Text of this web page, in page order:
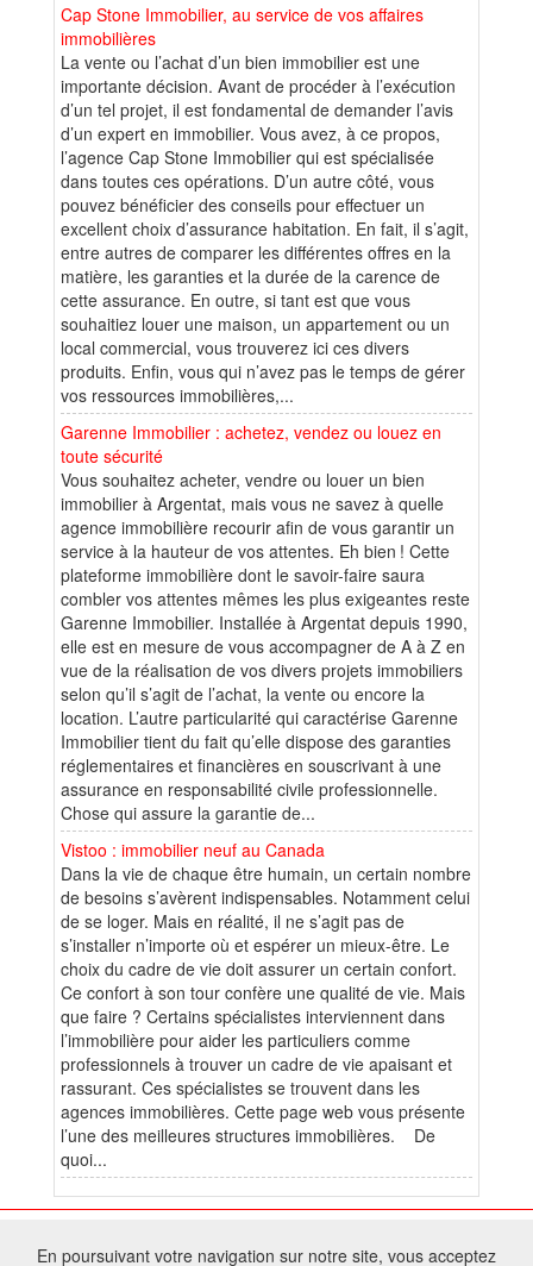
Cap Stone Immobilier, au service de vos affaires
immobilières
La vente ou l’achat d’un bien immobilier est une
importante décision. Avant de procéder à l’exécution
d’un tel projet, il est fondamental de demander l’avis
d’un expert en immobilier. Vous avez, à ce propos,
l’agence Cap Stone Immobilier qui est spécialisée
dans toutes ces opérations. D’un autre côté, vous
pouvez bénéficier des conseils pour effectuer un
excellent choix d’assurance habitation. En fait, il s’agit,
entre autres de comparer les différentes offres en la
matière, les garanties et la durée de la carence de
cette assurance. En outre, si tant est que vous
souhaitiez louer une maison, un appartement ou un
local commercial, vous trouverez ici ces divers
produits. Enfin, vous qui n’avez pas le temps de gérer
vos ressources immobilières,...
Garenne Immobilier : achetez, vendez ou louez en
toute sécurité
Vous souhaitez acheter, vendre ou louer un bien
immobilier à Argentat, mais vous ne savez à quelle
agence immobilière recourir afin de vous garantir un
service à la hauteur de vos attentes. Eh bien ! Cette
plateforme immobilière dont le savoir-faire saura
combler vos attentes mêmes les plus exigeantes reste
Garenne Immobilier. Installée à Argentat depuis 1990,
elle est en mesure de vous accompagner de A à Z en
vue de la réalisation de vos divers projets immobiliers
selon qu’il s’agit de l’achat, la vente ou encore la
location. L’autre particularité qui caractérise Garenne
Immobilier tient du fait qu’elle dispose des garanties
réglementaires et financières en souscrivant à une
assurance en responsabilité civile professionnelle.
Chose qui assure la garantie de...
Vistoo : immobilier neuf au Canada
Dans la vie de chaque être humain, un certain nombre
de besoins s’avèrent indispensables. Notamment celui
de se loger. Mais en réalité, il ne s’agit pas de
s’installer n’importe où et espérer un mieux-être. Le
choix du cadre de vie doit assurer un certain confort.
Ce confort à son tour confère une qualité de vie. Mais
que faire ? Certains spécialistes interviennent dans
l’immobilière pour aider les particuliers comme
professionnels à trouver un cadre de vie apaisant et
rassurant. Ces spécialistes se trouvent dans les
agences immobilières. Cette page web vous présente
l’une des meilleures structures immobilières. De
quoi...
En poursuivant votre navigation sur notre site, vous acceptez